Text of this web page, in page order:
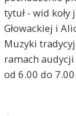
tytuł - wid
Głowackiej i
Muzyki
ramach
od 6.00 do 7.00